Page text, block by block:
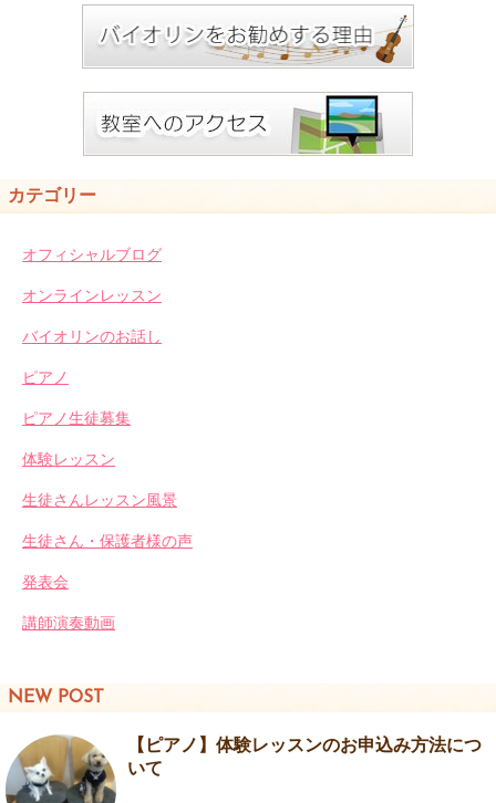
カテゴリー
オフィシャルブログ
オンラインレッスン
バイオリンのお話し
ピアノ
ピアノ生徒募集
体験レッスン
生徒さんレッスン風景
生徒さん・保護者様の声
発表会
講師演奏動画
NEW POST
【ピアノ】体験レッスンのお申込み方法につ
いて